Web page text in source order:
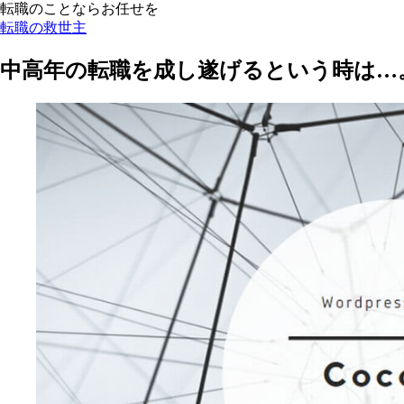
転職のことならお任せを
転職の救世主
中高年の転職を成し遂げるという時は…